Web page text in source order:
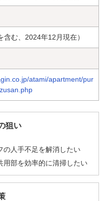
含む、2024年12月現在）
atami/apartment/pur
狙い
の人手不足を解消したい
用部を効率的に清掃したい